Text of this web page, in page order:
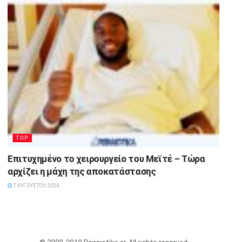
TOP
Επιτυχημένο το χειρουργείο του Μεϊτέ – Τώρα
αρχίζει η μάχη της αποκατάστασης
7 ΑΥΓΟΎΣΤΟΥ, 2026